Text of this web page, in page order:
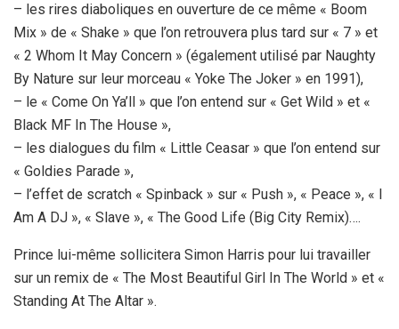
– les rires diaboliques en ouverture de ce même « Boom
Mix » de « Shake » que l’on retrouvera plus tard sur « 7 » et
« 2 Whom It May Concern » (également utilisé par Naughty
By Nature sur leur morceau « Yoke The Joker » en 1991),
– le « Come On Ya’ll » que l’on entend sur « Get Wild » et «
Black MF In The House »,
– les dialogues du film « Little Ceasar » que l’on entend sur
« Goldies Parade »,
– l’effet de scratch « Spinback » sur « Push », « Peace », « I
Am A DJ », « Slave », « The Good Life (Big City Remix)….
Prince lui-même sollicitera Simon Harris pour lui travailler
sur un remix de « The Most Beautiful Girl In The World » et «
Standing At The Altar ».